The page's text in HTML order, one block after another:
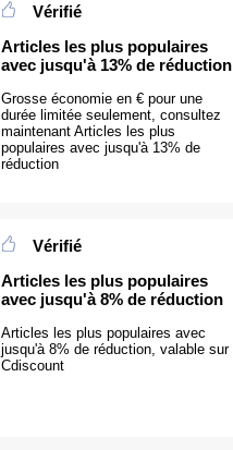
Vérifié
Articles les plus populaires
avec jusqu'à 13% de réduction
Grosse économie en € pour une
durée limitée seulement, consultez
maintenant Articles les plus
populaires avec jusqu'à 13% de
réduction
Vérifié
Articles les plus populaires
avec jusqu'à 8% de réduction
Articles les plus populaires avec
jusqu'à 8% de réduction, valable sur
Cdiscount